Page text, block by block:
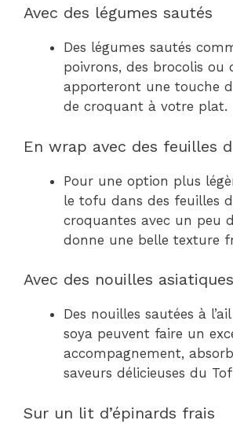
Avec des légumes sautés
Des légumes sautés
poivrons, des brocolis ou
apporteront une touche
de croquant à votre plat.
En wrap avec des feuilles
Pour une option plus
le tofu dans des feuilles
croquantes avec un peu
donne une belle texture
Avec des nouilles asiatiques
Des nouilles sautées à
soya peuvent faire un
accompagnement,
saveurs délicieuses du
Sur un lit d’épinards frais